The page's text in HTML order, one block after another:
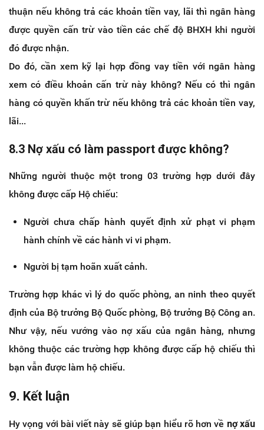
thuận nếu không trả các khoản tiền vay, lãi thì ngân hàng
được quyền cấn trừ vào tiền các chế độ BHXH khi người
đó được nhận.
Do đó, cần xem kỹ lại hợp đồng vay tiền với ngân hàng
xem có điều khoản cấn trừ này không? Nếu có thì ngân
hàng có quyền khấn trừ nếu không trả các khoản tiền vay,
lãi...
8.3 Nợ xấu có làm passport được không?
Những người thuộc một trong 03 trường hợp dưới đây
không được cấp Hộ chiếu:
Người chưa chấp hành quyết định xử phạt vi phạm
hành chính về các hành vi vi phạm.
Người bị tạm hoãn xuất cảnh.
Trường hợp khác vì lý do quốc phòng, an ninh theo quyết
định của Bộ trưởng Bộ Quốc phòng, Bộ trưởng Bộ Công an.
Như vậy, nếu vướng vào nợ xấu của ngân hàng, nhưng
không thuộc các trường hợp không được cấp hộ chiếu thì
bạn vẫn được làm hộ chiếu.
9. Kết luận
Hy vọng với bài viết này sẽ giúp bạn hiểu rõ hơn về nợ xấu